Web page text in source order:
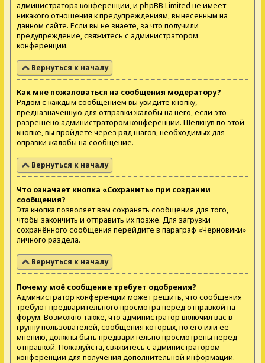
администратора конференции, и phpBB Limited не имеет
никакого отношения к предупреждениям, вынесенным на
данном сайте. Если вы не знаете, за что получили
предупреждение, свяжитесь с администратором
конференции.
Вернуться к началу
Как мне пожаловаться на сообщения модератору?
Рядом с каждым сообщением вы увидите кнопку,
предназначенную для отправки жалобы на него, если это
разрешено администратором конференции. Щёлкнув по этой
кнопке, вы пройдёте через ряд шагов, необходимых для
оправки жалобы на сообщение.
Вернуться к началу
Что означает кнопка «Сохранить» при создании
сообщения?
Эта кнопка позволяет вам сохранять сообщения для того,
чтобы закончить и отправить их позже. Для загрузки
сохранённого сообщения перейдите в параграф «Черновики»
личного раздела.
Вернуться к началу
Почему моё сообщение требует одобрения?
Администратор конференции может решить, что сообщения
требуют предварительного просмотра перед отправкой на
форум. Возможно также, что администратор включил вас в
группу пользователей, сообщения которых, по его или её
мнению, должны быть предварительно просмотрены перед
отправкой. Пожалуйста, свяжитесь с администратором
конференции для получения дополнительной информации.